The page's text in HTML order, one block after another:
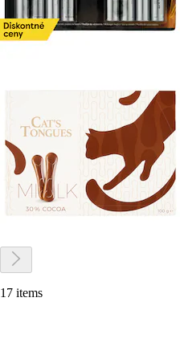
17 items